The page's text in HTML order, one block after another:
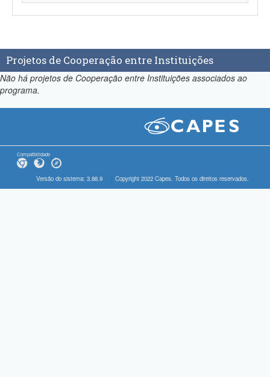
Projetos de Cooperação entre Instituições
Não há projetos de Cooperação entre Instituições associados ao
programa.
Compatibilidade
Versão do sistema: 3.88.9 Copyright 2022 Capes. Todos os direitos reservados.